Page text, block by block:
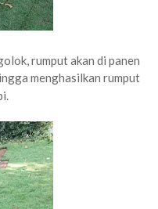
rumput akan di panen
menghasilkan rumput